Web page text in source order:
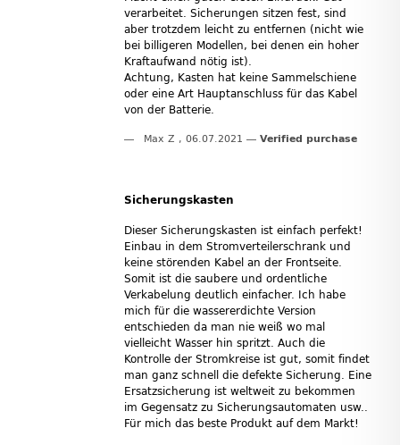
verarbeitet. Sicherungen sitzen fest, sind
aber trotzdem leicht zu entfernen (nicht wie
bei billigeren Modellen, bei denen ein hoher
Kraftaufwand nötig ist).
Achtung, Kasten hat keine Sammelschiene
oder eine Art Hauptanschluss für das Kabel
von der Batterie.
Max Z , 06.07.2021 Verified purchase
Sicherungskasten
Dieser Sicherungskasten ist einfach perfekt!
Einbau in dem Stromverteilerschrank und
keine störenden Kabel an der Frontseite.
Somit ist die saubere und ordentliche
Verkabelung deutlich einfacher. Ich habe
mich für die wassererdichte Version
entschieden da man nie weiß wo mal
vielleicht Wasser hin spritzt. Auch die
Kontrolle der Stromkreise ist gut, somit findet
man ganz schnell die defekte Sicherung. Eine
Ersatzsicherung ist weltweit zu bekommen
im Gegensatz zu Sicherungsautomaten usw..
Für mich das beste Produkt auf dem Markt!